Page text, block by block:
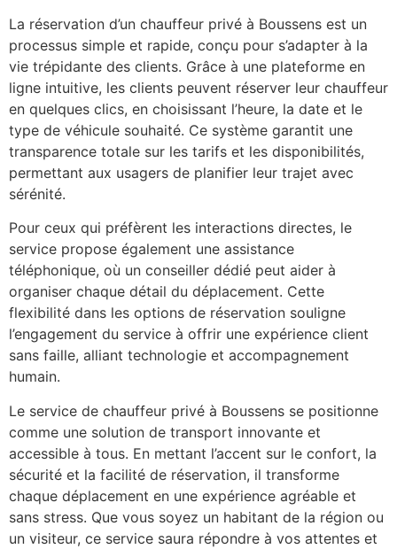
La réservation d’un chauffeur privé à Boussens est un
processus simple et rapide, conçu pour s’adapter à la
vie trépidante des clients. Grâce à une plateforme en
ligne intuitive, les clients peuvent réserver leur chauffeur
en quelques clics, en choisissant l’heure, la date et le
type de véhicule souhaité. Ce système garantit une
transparence totale sur les tarifs et les disponibilités,
permettant aux usagers de planifier leur trajet avec
sérénité.
Pour ceux qui préfèrent les interactions directes, le
service propose également une assistance
téléphonique, où un conseiller dédié peut aider à
organiser chaque détail du déplacement. Cette
flexibilité dans les options de réservation souligne
l’engagement du service à offrir une expérience client
sans faille, alliant technologie et accompagnement
humain.
Le service de chauffeur privé à Boussens se positionne
comme une solution de transport innovante et
accessible à tous. En mettant l’accent sur le confort, la
sécurité et la facilité de réservation, il transforme
chaque déplacement en une expérience agréable et
sans stress. Que vous soyez un habitant de la région ou
un visiteur, ce service saura répondre à vos attentes et